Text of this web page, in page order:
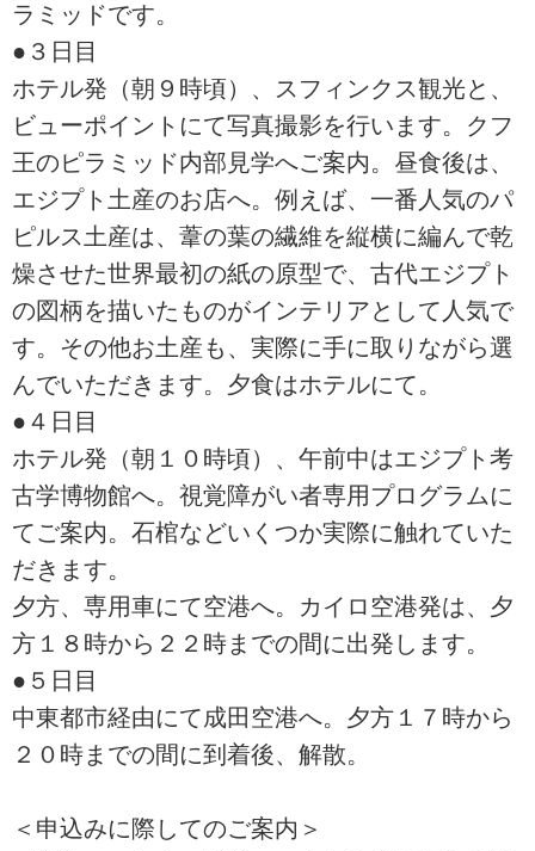
ラミッドです。
●３日目
ホテル発（朝９時頃）、スフィンクス観光と、
ビューポイントにて写真撮影を行います。クフ
王のピラミッド内部見学へご案内。昼食後は、
エジプト土産のお店へ。例えば、一番人気のパ
ピルス土産は、葦の葉の繊維を縦横に編んで乾
燥させた世界最初の紙の原型で、古代エジプト
の図柄を描いたものがインテリアとして人気で
す。その他お土産も、実際に手に取りながら選
んでいただきます。夕食はホテルにて。
●４日目
ホテル発（朝１０時頃）、午前中はエジプト考
古学博物館へ。視覚障がい者専用プログラムに
てご案内。石棺などいくつか実際に触れていた
だきます。
夕方、専用車にて空港へ。カイロ空港発は、夕
方１８時から２２時までの間に出発します。
●５日目
中東都市経由にて成田空港へ。夕方１７時から
２０時までの間に到着後、解散。
＜申込みに際してのご案内＞